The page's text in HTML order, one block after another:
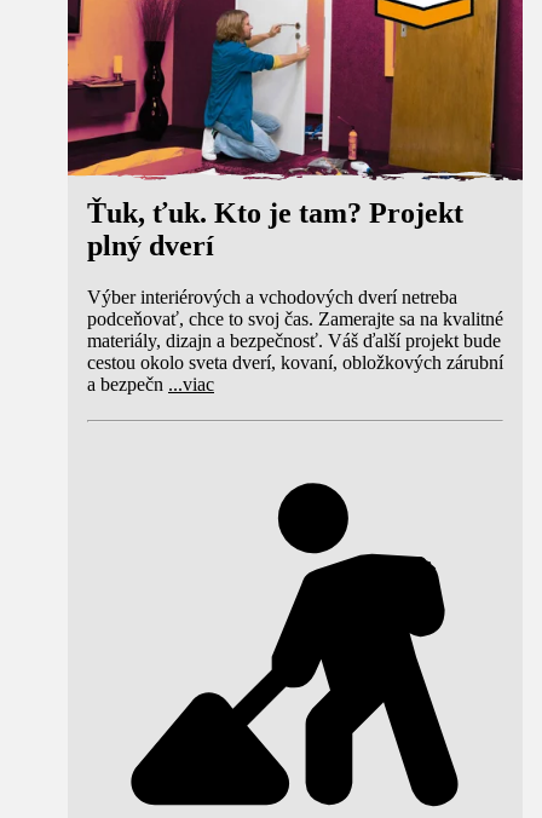
Ťuk, ťuk. Kto je tam? Projekt
plný dverí
Výber interiérových a vchodových dverí netreba
podceňovať, chce to svoj čas. Zamerajte sa na kvalitné
materiály, dizajn a bezpečnosť. Váš ďalší projekt bude
cestou okolo sveta dverí, kovaní, obložkových zárubní
a bezpečn ...viac